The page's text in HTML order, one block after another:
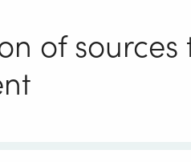
of sources